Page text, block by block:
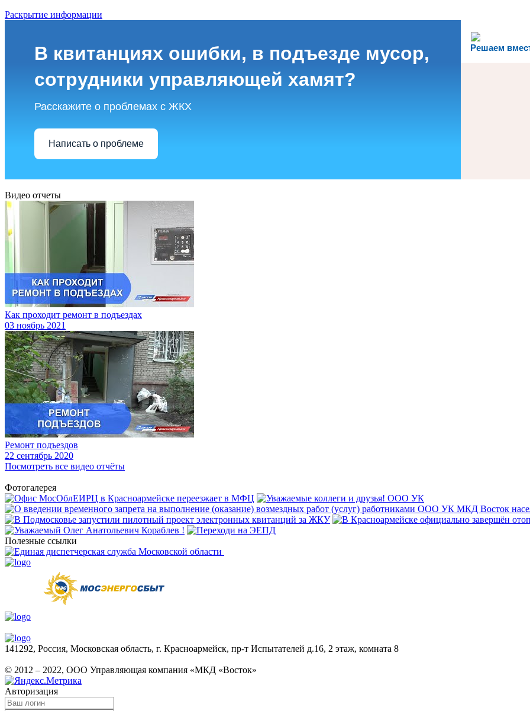
Раскрытие информации
Решаем
В квитанциях ошибки, в подъезде мусор,
сотрудники управляющей хамят?
Расскажите о проблемах с ЖКХ
Написать о проблеме
Видео отчеты
Как проходит ремонт в подъездах
03 ноябрь 2021
Ремонт подъездов
22 сентябрь 2020
Посмотреть все видео отчёты
Фотогалерея
Полезные ссылки
141292, Россия, Московская область, г. Красноармейск, пр-т Испытателей д.16, 2 этаж, комната 8
© 2012 – 2022, ООО Управляющая компания «МКД «Восток»
Авторизация